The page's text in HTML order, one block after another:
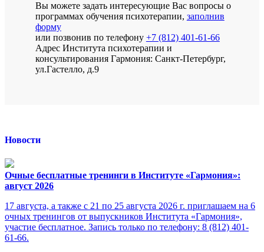
Вы можете задать интересующие Вас вопросы о
программах обучения психотерапии, заполнив
форму
или позвонив по телефону +7 (812) 401-61-66
Адрес Института психотерапии и
консультирования Гармония: Санкт-Петербург,
ул.Гастелло, д.9
Новости
Очные бесплатные тренинги в Институте «Гармония»:
август 2026
17 августа, а также с 21 по 25 августа 2026 г. приглашаем на 6
очных тренингов от выпускников Института «Гармония»,
участие бесплатное. Запись только по телефону: 8 (812) 401-
61-66.